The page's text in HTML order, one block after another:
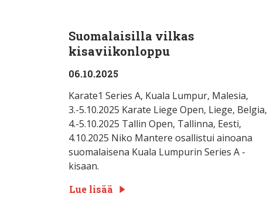
Suomalaisilla vilkas
kisaviikonloppu
06.10.2025
Karate1 Series A, Kuala Lumpur, Malesia,
3.-5.10.2025 Karate Liege Open, Liege, Belgia,
4.-5.10.2025 Tallin Open, Tallinna, Eesti,
4.10.2025 Niko Mantere osallistui ainoana
suomalaisena Kuala Lumpurin Series A -
kisaan.
Lue lisää